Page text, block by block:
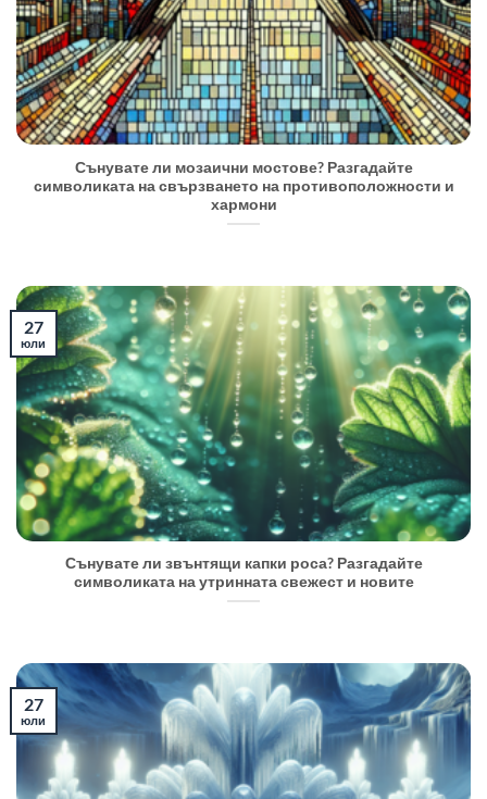
Сънувате ли мозаични мостове? Разгадайте
символиката на свързването на противоположности и
хармони
Сънувате ли звънтящи капки роса? Разгадайте
символиката на утринната свежест и новите
27
юли
27
юли